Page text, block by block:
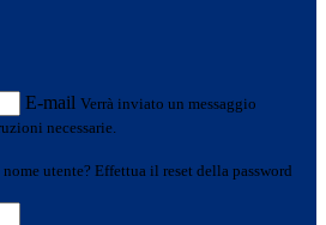
E-mail Verrà inviato un messaggio
necessarie.
utente? Effettua il reset della password